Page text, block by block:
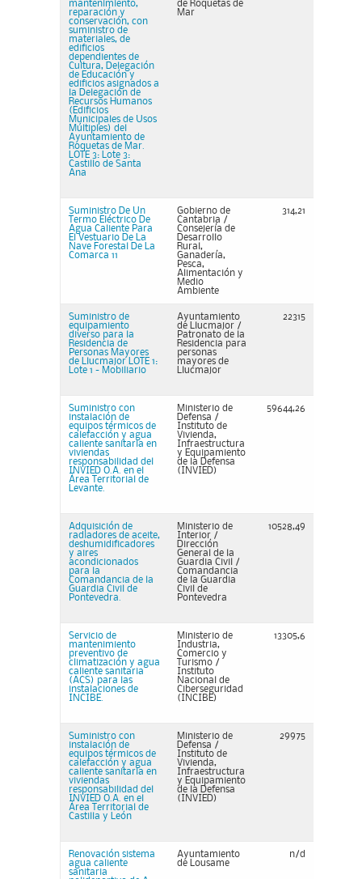
mantenimiento,
reparación y
conservación, con
suministro de
materiales, de
edificios
dependientes de
Cultura, Delegación
de Educación y
edificios asignados a
la Delegación de
Recursos Humanos
(Edificios
Municipales de Usos
Múltiples) del
Ayuntamiento de
Roquetas de Mar.
LOTE 3: Lote 3:
Castillo de Santa
Ana
de Roquetas de
Mar
Suministro De Un
Termo Eléctrico De
Agua Caliente Para
El Vestuario De La
Nave Forestal De La
Comarca 11
Gobierno de
Cantabria /
Consejería de
Desarrollo
Rural,
Ganadería,
Pesca,
Alimentación y
Medio
Ambiente
314,21
Suministro de
equipamiento
diverso para la
Residencia de
Personas Mayores
de Llucmajor LOTE 1:
Lote 1 - Mobiliario
Ayuntamiento
de Llucmajor /
Patronato de la
Residencia para
personas
mayores de
Llucmajor
22315
Suministro con
instalación de
equipos térmicos de
calefacción y agua
caliente sanitaria en
viviendas
responsabilidad del
INVIED O.A. en el
Área Territorial de
Levante.
Ministerio de
Defensa /
Instituto de
Vivienda,
Infraestructura
y Equipamiento
de la Defensa
(INVIED)
59644,26
Adquisición de
radiadores de aceite,
deshumidificadores
y aires
acondicionados
para la
Comandancia de la
Guardia Civil de
Pontevedra.
Ministerio de
Interior /
Dirección
General de la
Guardia Civil /
Comandancia
de la Guardia
Civil de
Pontevedra
10528,49
Servicio de
mantenimiento
preventivo de
climatización y agua
caliente sanitaria
(ACS) para las
instalaciones de
INCIBE.
Ministerio de
Industria,
Comercio y
Turismo /
Instituto
Nacional de
Ciberseguridad
(INCIBE)
13305,6
Suministro con
instalación de
equipos térmicos de
calefacción y agua
caliente sanitaria en
viviendas
responsabilidad del
INVIED O.A. en el
Área Territorial de
Castilla y León
Ministerio de
Defensa /
Instituto de
Vivienda,
Infraestructura
y Equipamiento
de la Defensa
(INVIED)
29975
Renovación sistema
agua caliente
sanitaria
Ayuntamiento
de Lousame
n/d